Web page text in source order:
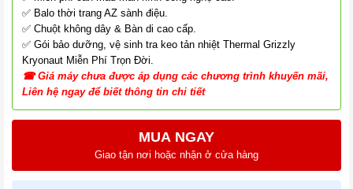
✅ Balo thời trang AZ sành điệu.
✅ Chuột không dây & Bàn di cao cấp.
✅ Gói bảo dưỡng, vệ sinh tra keo tản nhiệt Thermal Grizzly
Kryonaut Miễn Phí Trọn Đời.
☎Giá máy chưa được áp dụng các chương trình khuyến mãi,
Liên hệ ngay để biết thông tin chi tiết
MUA NGAY
Giao tận nơi hoặc nhận ở cửa hàng